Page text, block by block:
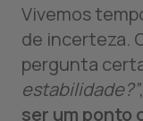
Vivemos
de incerteza.
pergunta
estabilidade?”
ser um ponto